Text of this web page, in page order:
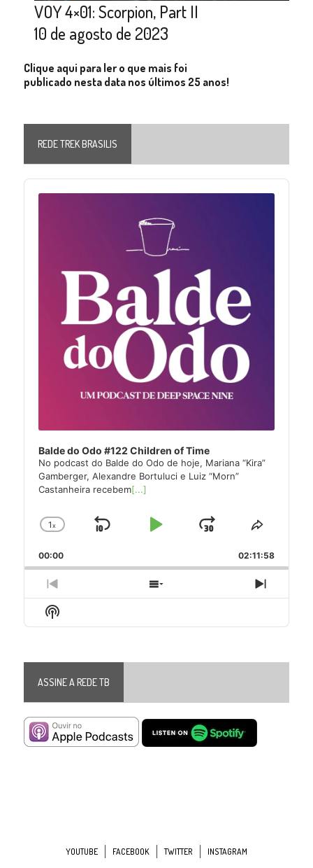
VOY 4×01: Scorpion, Part II
10 de agosto de 2023
Clique aqui para ler o que mais foi
publicado nesta data nos últimos 25 anos!
REDE TREK BRASILIS
Audio
Player
Balde do Odo #122 Children of Time
No podcast do Balde do Odo de hoje, Mariana “Kira”
Gamberger, Alexandre Bortuluci e Luiz “Morn”
Castanheira recebem[...]
Change
Rate
1x
Skip
Play
Jump
Forward
Share
Episode
00:00 02:11:58
Previous
Episode
Show
Episodes
Next
Episode
Show
Podcast
ASSINE A REDE TB
YOUTUBE FACEBOOK TWITTER
INSTAGRAM